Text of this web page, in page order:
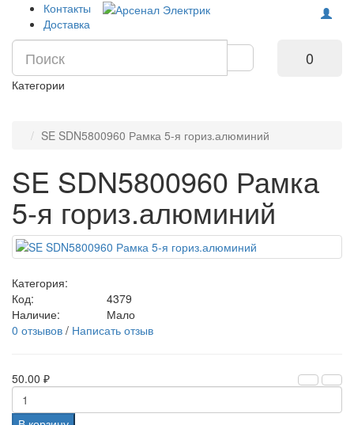
Контакты
Доставка
0
Категории
SE SDN5800960 Рамка 5-я гориз.алюминий
SE SDN5800960 Рамка
5-я гориз.алюминий
Категория:
Код:
4379
Наличие:
Мало
0 отзывов / Написать отзыв
50.00 ₽